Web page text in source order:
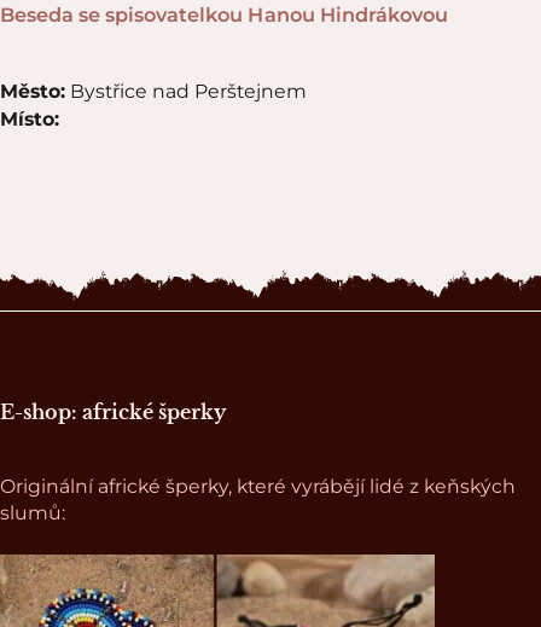
Beseda se spisovatelkou Hanou Hindrákovou
Město: Bystřice nad Perštejnem
Místo:
E-shop: africké šperky
Originální africké šperky, které vyrábějí lidé z keňských
slumů: